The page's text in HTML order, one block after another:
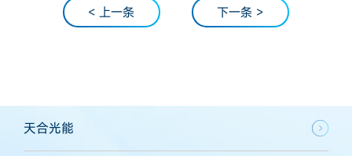
< 上一条 下一条 >
天合光能